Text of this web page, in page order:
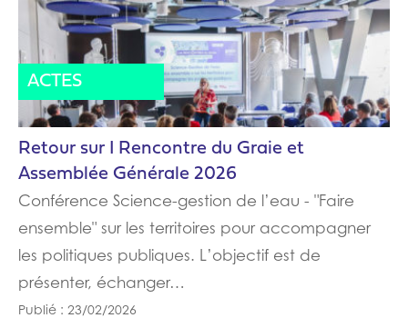
ACTUALITÉ
ACTES
Retour sur I Rencontre du Graie et
Assemblée Générale 2026
Conférence Science-gestion de l’eau - "Faire
ensemble" sur les territoires pour accompagner
les politiques publiques. L’objectif est de
présenter, échanger…
Publié : 23/02/2026